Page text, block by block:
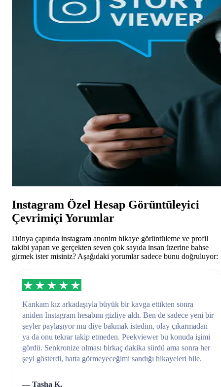
Instagram Özel Hesap Görüntüleyici
Çevrimiçi Yorumlar
Dünya çapında instagram anonim hikaye görüntüleme ve profil
takibi yapan ve gerçekten seven çok sayıda insan üzerine bahse
girmek ister misiniz? Aşağıdaki yorumlar sadece bunu doğruluyor:
Kankam kız arkadaşıyla büyük bir kavga ettikten sonra
aniden Instagram hesabını gizliye aldı. Ben de sadece yeni bir
şeyler paylaşıyor mu diye bakmak istedim, olay çıkarmadan
ya da onu tekrar takip etmeden. Peekviewer bu konuda işimi
gördü. Senkronize olması birkaç dakika sürdü ama sonra her
şeyi gösterdi, hatta görmeyeceğimi sandığı hikayeleri bile.
— Tasha K.